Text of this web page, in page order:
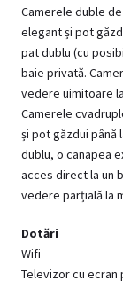
Camerele duble
elegant și pot
pat dublu (cu
baie privată.
vedere uimitoare la
Camerele
și pot găzdui până
dublu, o canapea
acces direct la un
vedere parțială la
Dotări
Wifi
Televizor cu ecran